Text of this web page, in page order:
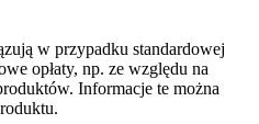
w przypadku standardowej
opłaty, np. ze względu na
Informacje te można